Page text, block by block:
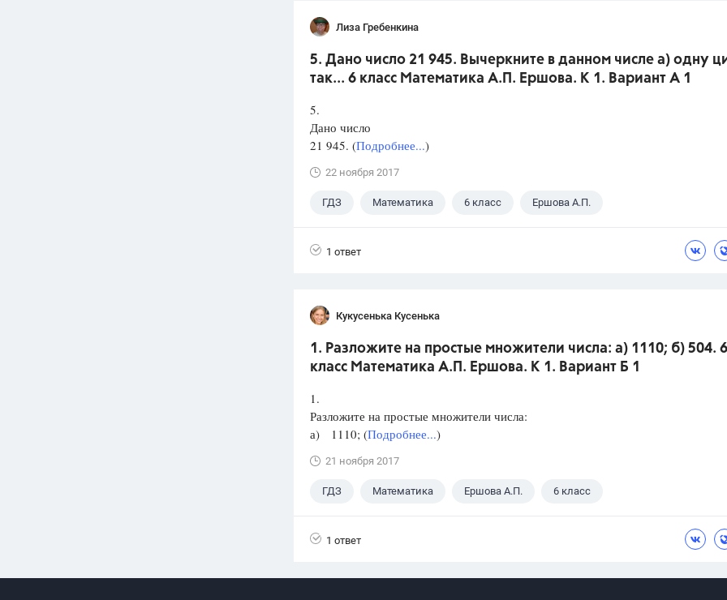
Лиза Гребенкина
5. Дано число 21 945. Вычеркните в данном числе а) одну
так... 6 класс Математика А.П. Ершова. К 1. Вариант А 1
5.
Дано число
21 945. (Подробнее...)
22 ноября 2017
ГДЗ Математика 6 класс Ершова А.П.
1 ответ
Кукусенька Кусенька
1. Разложите на простые множители числа: а) 1110; б) 504. 6
класс Математика А.П. Ершова. К 1. Вариант Б 1
1.
Разложите на простые множители числа:
а) 1110; (Подробнее...)
21 ноября 2017
ГДЗ Математика Ершова А.П. 6 класс
1 ответ